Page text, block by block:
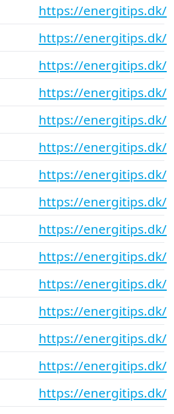
https://energitips.dk/
https://energitips.dk/
https://energitips.dk/
https://energitips.dk/
https://energitips.dk/
https://energitips.dk/
https://energitips.dk/
https://energitips.dk/
https://energitips.dk/
https://energitips.dk/
https://energitips.dk/
https://energitips.dk/
https://energitips.dk/
https://energitips.dk/
https://energitips.dk/